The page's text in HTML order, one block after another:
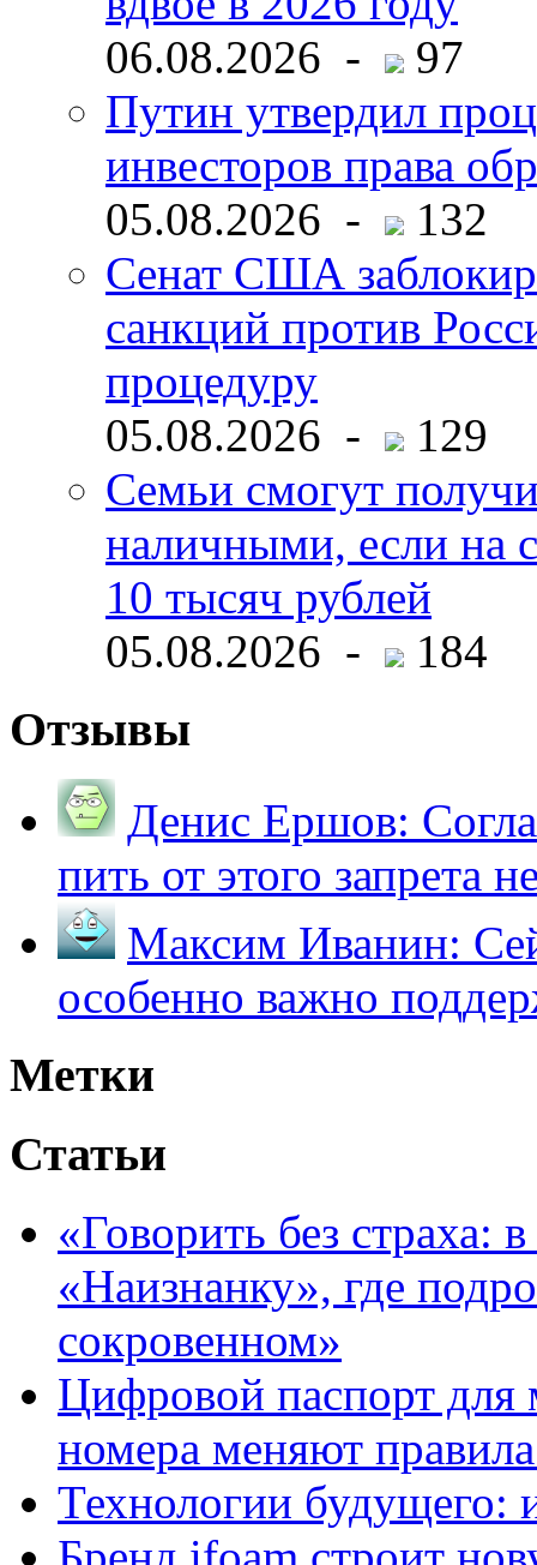
06.08.2026 -
97
Путин утвердил
инвесторов права
05.08.2026 -
132
Сенат США
санкций против
процедуру
05.08.2026 -
129
Семьи смогут
наличными, если на
10 тысяч рублей
05.08.2026 -
184
Отзывы
Денис Ершов:
пить от этого запрета
Максим Иванин:
особенно важно
Метки
Статьи
«Говорить без страха:
«Наизнанку», где
сокровенном»
Цифровой паспорт для
номера меняют
Технологии будущего: